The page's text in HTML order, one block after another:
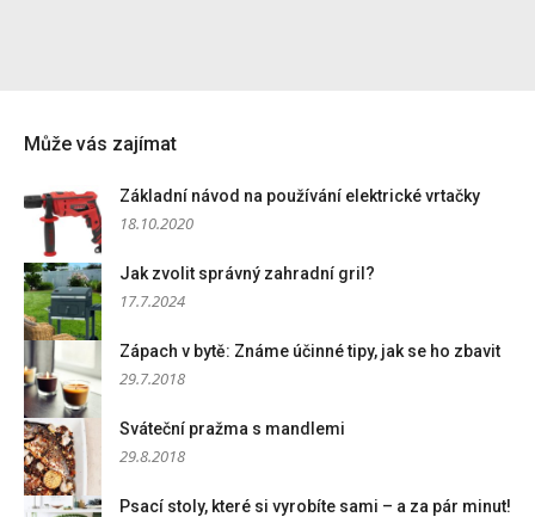
Může vás zajímat
Základní návod na používání elektrické vrtačky
18.10.2020
Jak zvolit správný zahradní gril?
17.7.2024
Zápach v bytě: Známe účinné tipy, jak se ho zbavit
29.7.2018
Sváteční pražma s mandlemi
29.8.2018
Psací stoly, které si vyrobíte sami – a za pár minut!